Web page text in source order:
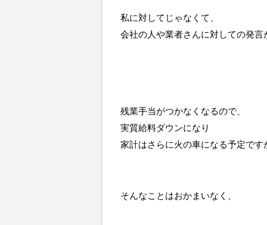
私に対してじゃなくて、
会社の人や業者さんに対しての発言
残業手当がつかなくなるので、
実質給料ダウンになり
家計はさらに火の車になる予定です
そんなことはおかまいなく、